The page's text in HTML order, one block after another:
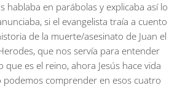
hablaba en parábolas y explicaba así lo
si el evangelista traía a cuento
de la muerte/asesinato de Juan el
que nos servía para entender
es el reino, ahora Jesús hace vida
podemos comprender en esos cuatro